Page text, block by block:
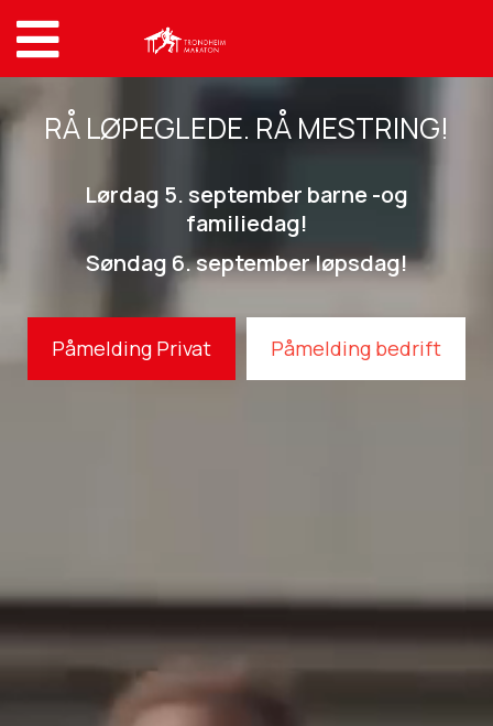
RÅ LØPEGLEDE. RÅ MESTRING!
Lørdag 5. september barne -og
familiedag!
Søndag 6. september løpsdag!
Påmelding Privat Påmelding bedrift